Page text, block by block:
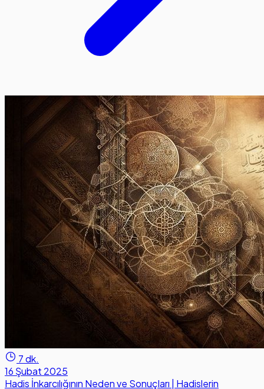
7 dk.
16 Şubat 2025
Hadis İnkarcılığının Neden ve Sonuçları | Hadislerin